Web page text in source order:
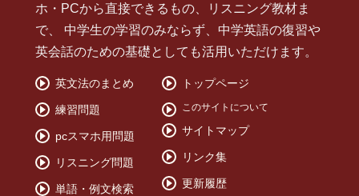
ホ・PCから直接できるもの、リスニング教材ま
で、 中学生の学習のみならず、中学英語の復習や
英会話のための基礎としても活用いただけます。
英文法のまとめ
練習問題
pcスマホ用問題
リスニング問題
単語・例文検索
トップページ
このサイトについて
サイトマップ
リンク集
更新履歴